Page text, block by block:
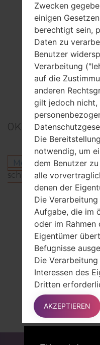
0Kommentare
Melden Sie sich an
schreiben.
Andere
LG
LG
LG
LG
LG
LG
LG
LG
LG
Zwecken
einigen
berechtigt sein,
Daten zu
Benutzer
Verarbeitung
auf die
anderen
gilt jedoch nicht,
Die
notwendig, um
dem Benutzer
alle
denen der
Die
Aufgabe, die im
oder im
Eigentümer
Befugnisse
Die
Interessen des
Dritten
In jedem Fall
bei der
Verarbeitung
AKZEPTIEREN